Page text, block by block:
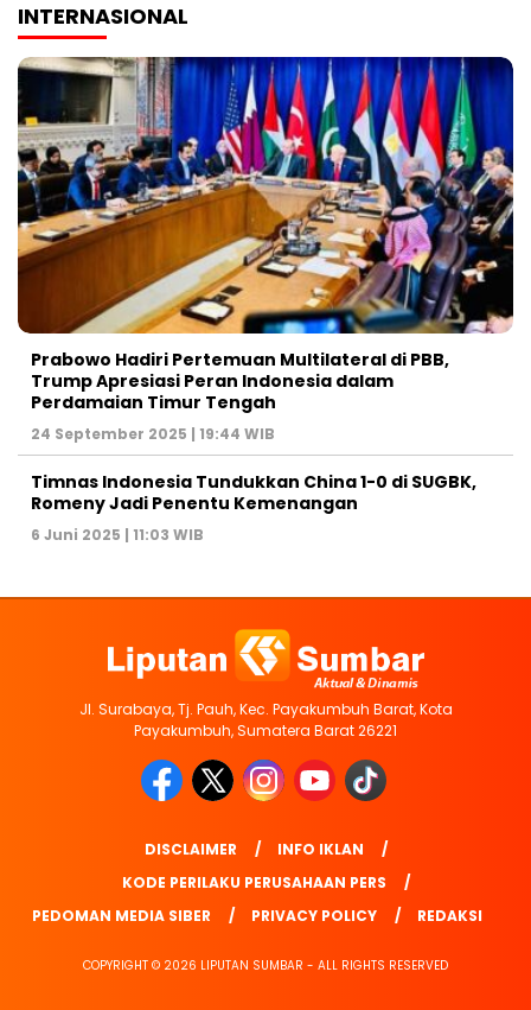
INTERNASIONAL
Prabowo Hadiri Pertemuan Multilateral di PBB,
Trump Apresiasi Peran Indonesia dalam
Perdamaian Timur Tengah
24 September 2025 | 19:44 WIB
Timnas Indonesia Tundukkan China 1-0 di SUGBK,
Romeny Jadi Penentu Kemenangan
6 Juni 2025 | 11:03 WIB
Jl. Surabaya, Tj. Pauh, Kec. Payakumbuh Barat, Kota
Payakumbuh, Sumatera Barat 26221
DISCLAIMER
INFO IKLAN
KODE PERILAKU PERUSAHAAN PERS
PEDOMAN MEDIA SIBER
PRIVACY POLICY REDAKSI
COPYRIGHT © 2026 LIPUTAN SUMBAR - ALL RIGHTS RESERVED